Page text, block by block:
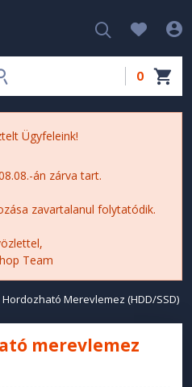
0
Ügyfeleink!
án zárva tart.
zavartalanul folytatódik.
Team
Hordozható Merevlemez (HDD/SSD)
merevlemez